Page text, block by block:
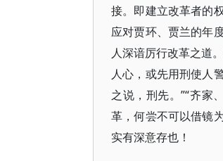
接。即建立改革者的
应对贾环、贾兰的年
人深谙厉行改革之道
人心，或先用刑使人
之说，刑先。”“齐家
革，何尝不可以借镜
实有深意存也！